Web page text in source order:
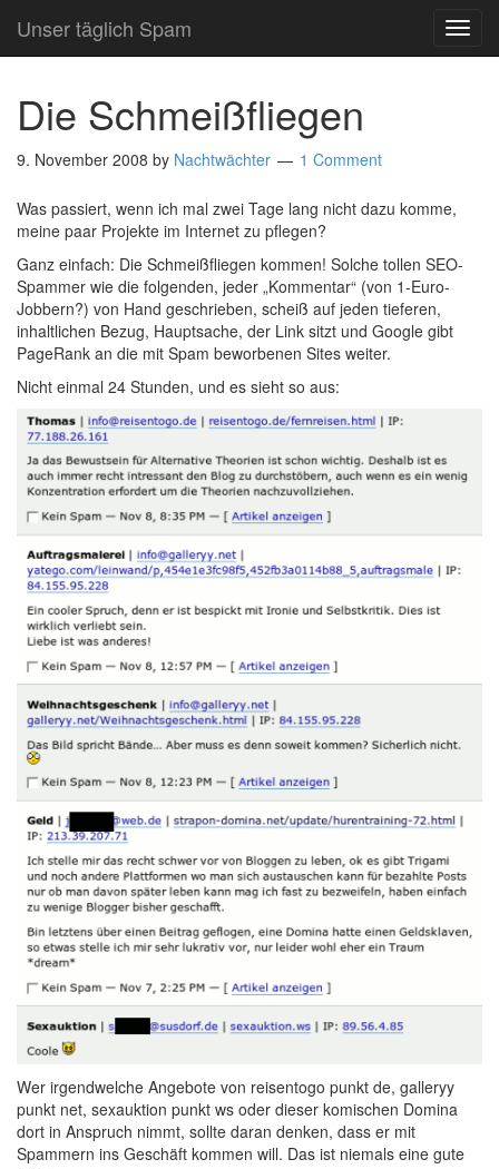
Unser täglich Spam
Die Schmeißfliegen
9. November 2008 by Nachtwächter 1 Comment
Was passiert, wenn ich mal zwei Tage lang nicht dazu komme,
meine paar Projekte im Internet zu pflegen?
Ganz einfach: Die Schmeißfliegen kommen! Solche tollen SEO-
Spammer wie die folgenden, jeder „Kommentar“ (von 1-Euro-
Jobbern?) von Hand geschrieben, scheiß auf jeden tieferen,
inhaltlichen Bezug, Hauptsache, der Link sitzt und Google gibt
PageRank an die mit Spam beworbenen Sites weiter.
Nicht einmal 24 Stunden, und es sieht so aus:
Wer irgendwelche Angebote von reisentogo punkt de, galleryy
punkt net, sexauktion punkt ws oder dieser komischen Domina
dort in Anspruch nimmt, sollte daran denken, dass er mit
Spammern ins Geschäft kommen will. Das ist niemals eine gute